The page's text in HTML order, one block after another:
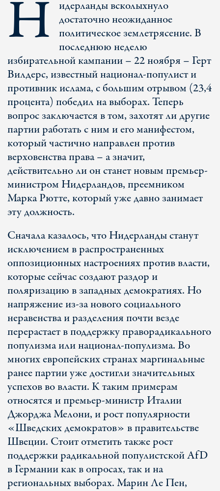
Н идерланды всколыхнуло
достаточно неожиданное
политическое землетрясение. В
последнюю неделю
избирательной кампании – 22 ноября – Герт
Вилдерс, известный национал-популист и
противник ислама, с большим отрывом (23,4
процента) победил на выборах. Теперь
вопрос заключается в том, захотят ли другие
партии работать с ним и его манифестом,
который частично направлен против
верховенства права – а значит,
действительно ли он станет новым премьер-
министром Нидерландов, преемником
Марка Рютте, который уже давно занимает
эту должность.
Сначала казалось, что Нидерланды станут
исключением в распространенных
оппозиционных настроениях против власти,
которые сейчас создают раздор и
поляризацию в западных демократиях. Но
напряжение из-за нового социального
неравенства и разделения почти везде
перерастает в поддержку праворадикального
популизма или национал-популизма. Во
многих европейских странах маргинальные
ранее партии уже достигли значительных
успехов во власти. К таким примерам
относятся и премьер-министр Италии
Джорджа Мелони, и рост популярности
«Шведских демократов» в правительстве
Швеции. Стоит отметить также рост
поддержки радикальной популистской AfD
в Германии как в опросах, так и на
региональных выборах. Марин Ле Пен,